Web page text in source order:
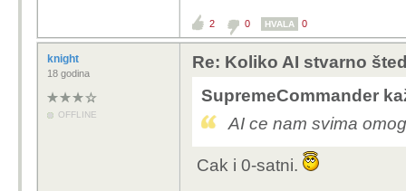
2 0 HVALA 0
knight
18 godina
OFFLINE
Re: Koliko AI stvarno
SupremeCommander
AI ce nam svima
Cak i 0-satni.